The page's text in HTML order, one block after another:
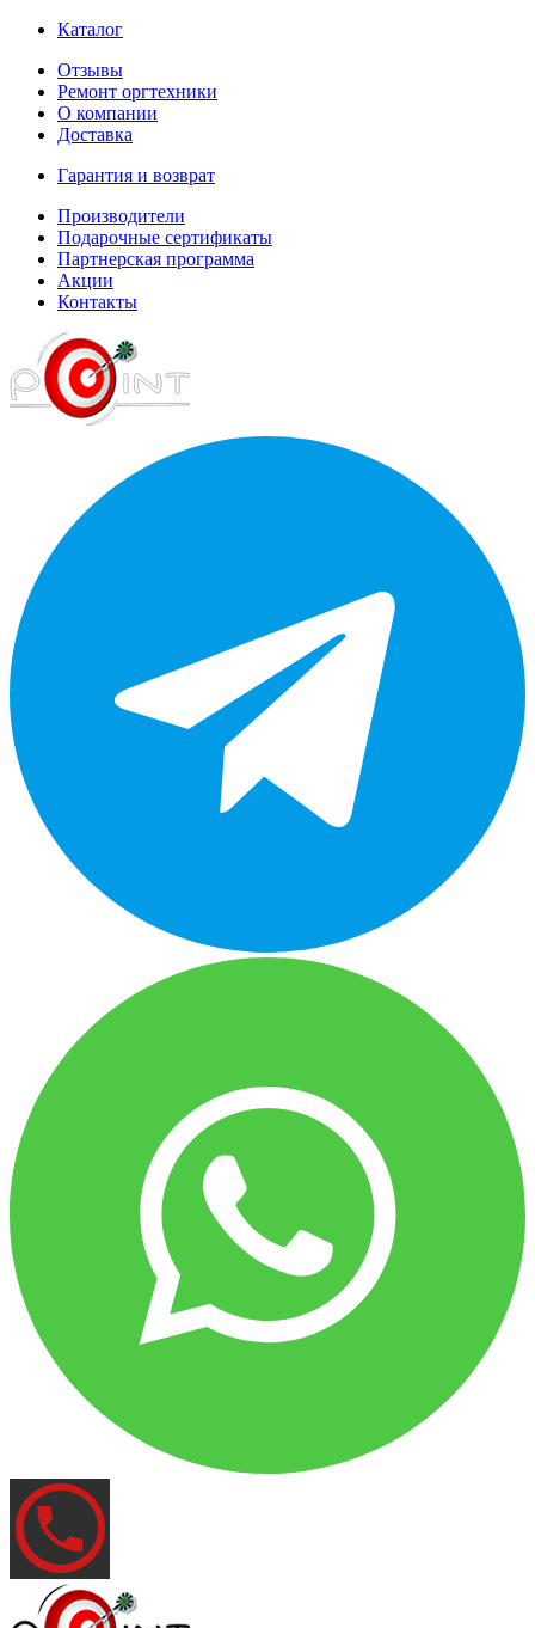
Каталог
Отзывы
Ремонт оргтехники
О компании
Доставка
Гарантия и возврат
Производители
Подарочные сертификаты
Партнерская программа
Акции
Контакты